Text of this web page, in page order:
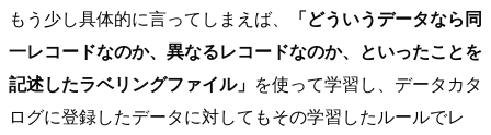
もう少し具体的に言ってしまえば、
「どういうデータなら同
一レコードなのか、異なるレコードなのか、といったことを
記述したラベリングファイル」 を使って学習し、データカタ
ログに登録したデータに対してもその学習したルールでレ